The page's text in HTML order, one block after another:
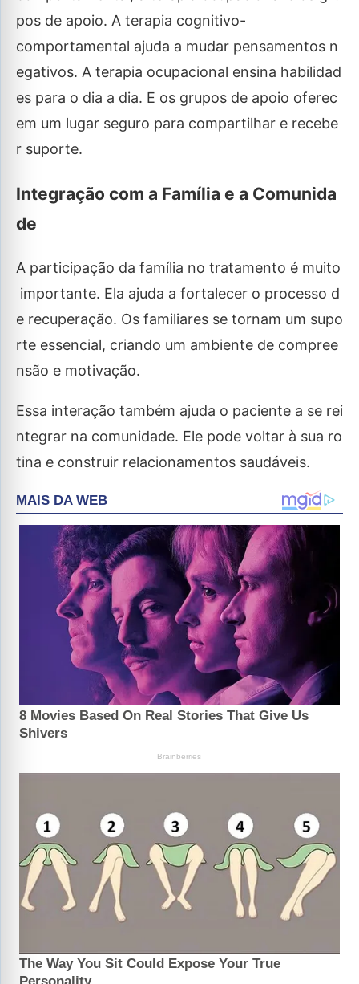
pos de apoio. A terapia cognitivo-
comportamental ajuda a mudar pensamentos n
egativos. A terapia ocupacional ensina habilidad
es para o dia a dia. E os grupos de apoio oferec
em um lugar seguro para compartilhar e recebe
r suporte.
Integração com a Família e a Comunida
de
A participação da família no tratamento é muito
importante. Ela ajuda a fortalecer o processo d
e recuperação. Os familiares se tornam um supo
rte essencial, criando um ambiente de compree
nsão e motivação.
Essa interação também ajuda o paciente a se rei
ntegrar na comunidade. Ele pode voltar à sua ro
tina e construir relacionamentos saudáveis.